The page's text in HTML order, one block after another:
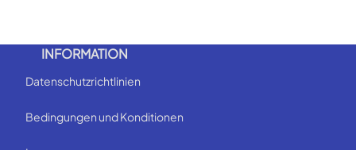
INFORMATION
Datenschutzrichtlinien
Bedingungen und Konditionen